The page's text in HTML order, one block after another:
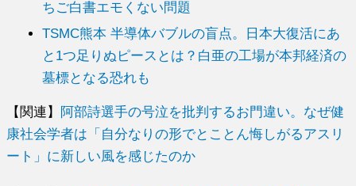
ちご白書エモくない問題
TSMC熊本 半導体バブルの盲点。日本大復活にあ
と1つ足りぬピースとは？白亜の工場が本邦経済の
墓標となる恐れも
【関連】
阿部詩選手の号泣を批判するお門違い。なぜ健
康社会学者は「自分なりの形でとことん悔しがるアスリ
ート」に新しい風を感じたのか